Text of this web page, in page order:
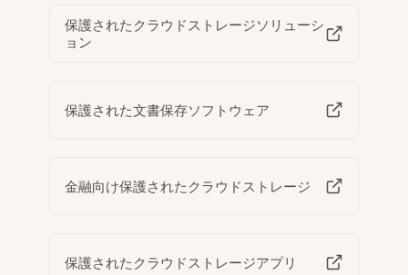
保護されたクラウドストレージソリューシ
ョン
保護された文書保存ソフトウェア
金融向け保護されたクラウドストレージ
保護されたクラウドストレージアプリ